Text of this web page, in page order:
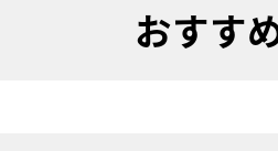
おすす